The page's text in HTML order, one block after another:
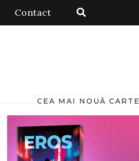
Contact
CEA MAI NOUĂ CARTE